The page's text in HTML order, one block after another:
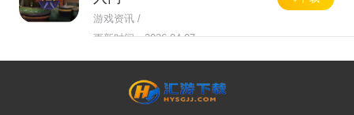
游戏资讯 /
更新时间：2026-04-07